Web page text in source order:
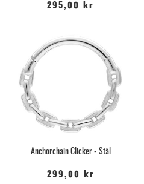
295,00 kr
Anchorchain Clicker - Stål
299,00 kr